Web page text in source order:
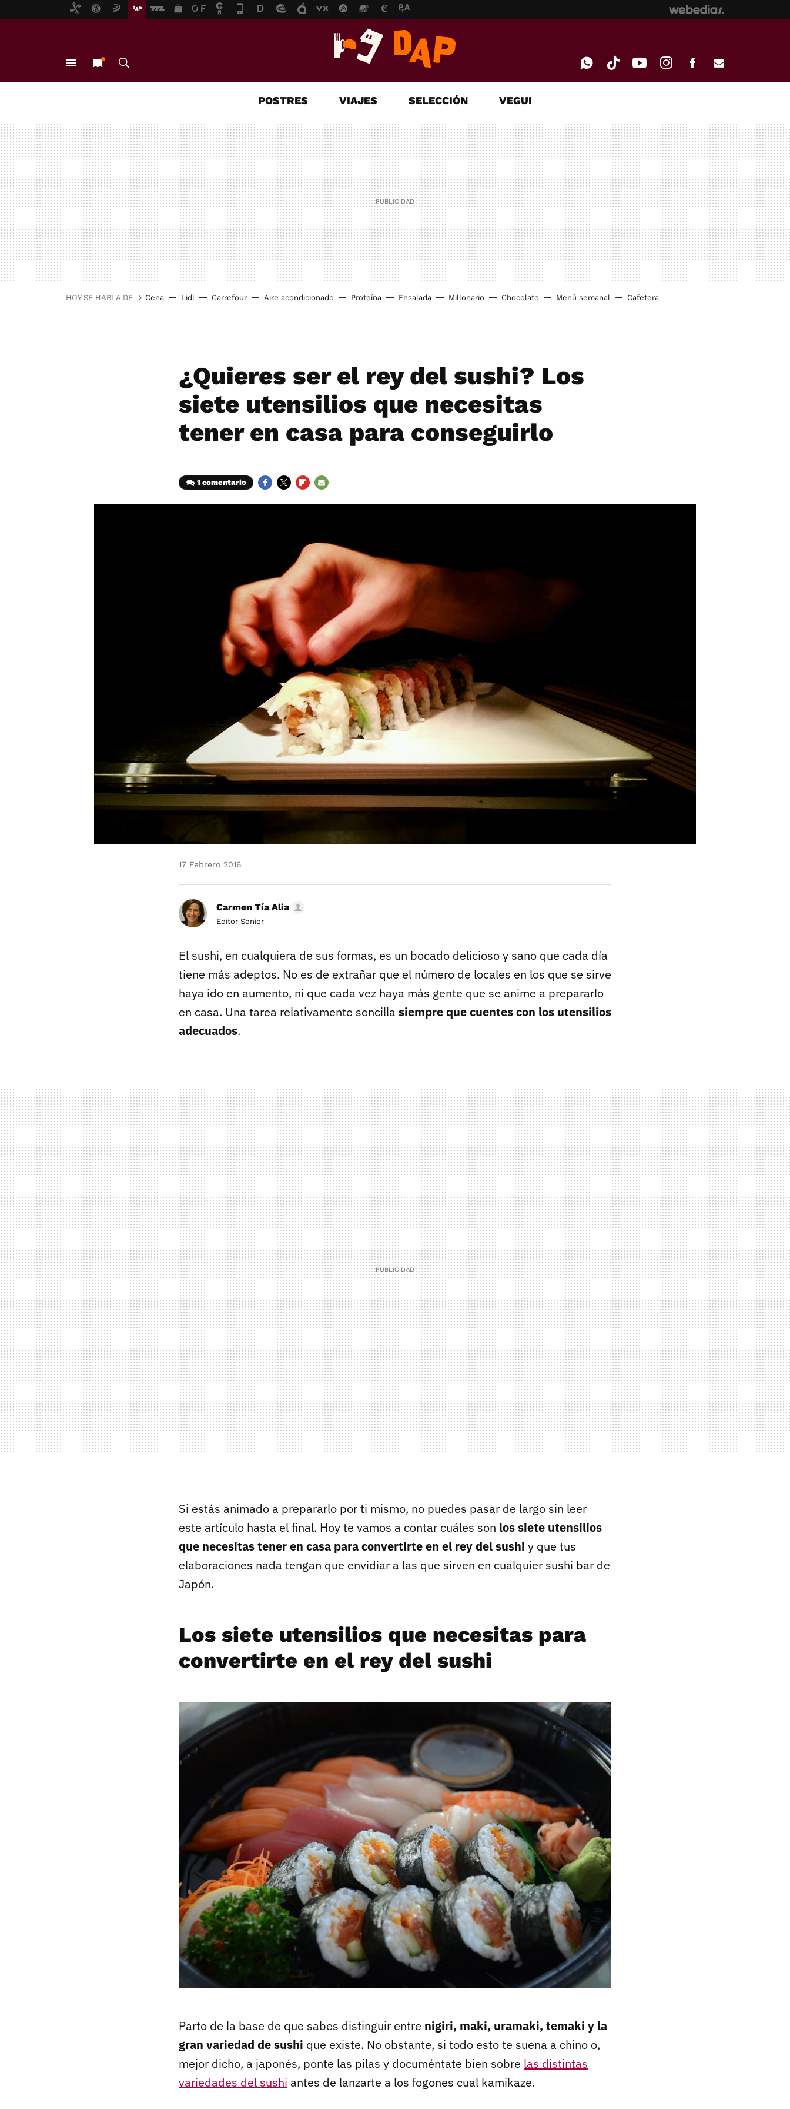
MAIL
POSTRES VIAJES SELECCIÓN VEGUI
HOY SE HABLA DE Cena Lidl Carrefour Aire acondicionado Proteína Ensalada Millonario Chocolate Menú semanal Cafetera
¿Quieres ser el rey del sushi? Los
siete utensilios que necesitas
tener en casa para conseguirlo
1 comentario
17 Febrero 2016
Carmen Tía Alia
Editor Senior
El sushi, en cualquiera de sus formas, es un bocado delicioso y sano que cada día
tiene más adeptos. No es de extrañar que el número de locales en los que se sirve
haya ido en aumento, ni que cada vez haya más gente que se anime a prepararlo
en casa. Una tarea relativamente sencilla siempre que cuentes con los utensilios
adecuados.
Si estás animado a prepararlo por ti mismo, no puedes pasar de largo sin leer
este artículo hasta el final. Hoy te vamos a contar cuáles son los siete utensilios
que necesitas tener en casa para convertirte en el rey del sushi y que tus
elaboraciones nada tengan que envidiar a las que sirven en cualquier sushi bar de
Japón.
Los siete utensilios que necesitas para
convertirte en el rey del sushi
Parto de la base de que sabes distinguir entre nigiri, maki, uramaki, temaki y la
gran variedad de sushi que existe. No obstante, si todo esto te suena a chino o,
mejor dicho, a japonés, ponte las pilas y documéntate bien sobre las distintas
variedades del sushi antes de lanzarte a los fogones cual kamikaze.